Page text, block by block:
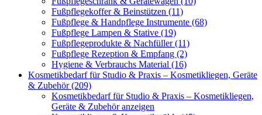
Fußpflegekoffer & Beinstützen (11)
Fußpflege & Handpflege Instrumente (68)
Fußpflege Lampen & Stative (19)
Fußpflegeprodukte & Nachfüller (11)
Fußpflege Rezeption & Empfang (2)
Hygiene & Verbrauchs Material (16)
Kosmetikbedarf für Studio & Praxis – Kosmetikliegen, Geräte
& Zubehör (209)
Kosmetikbedarf für Studio & Praxis – Kosmetikliegen,
Geräte & Zubehör anzeigen